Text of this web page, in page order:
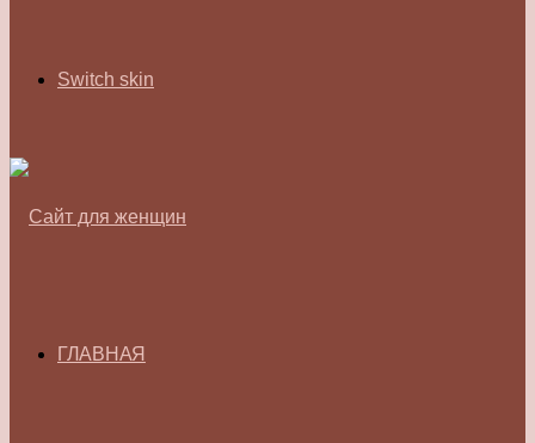
Switch skin
ГЛАВНАЯ